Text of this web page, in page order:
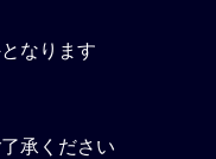
なります
承ください